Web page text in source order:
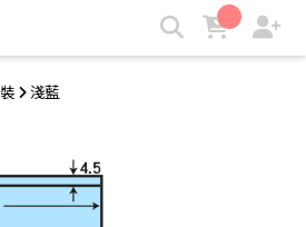
| 華麗牌自粘標籤
淺藍